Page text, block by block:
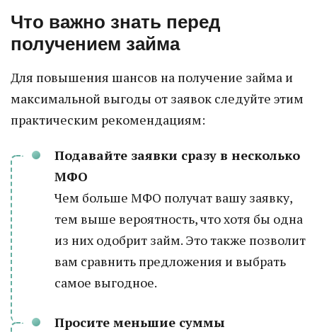
Что важно знать перед
получением займа
Для повышения шансов на получение займа и
максимальной выгоды от заявок следуйте этим
практическим рекомендациям:
Подавайте заявки сразу в несколько
МФО
Чем больше МФО получат вашу заявку,
тем выше вероятность, что хотя бы одна
из них одобрит займ. Это также позволит
вам сравнить предложения и выбрать
самое выгодное.
Просите меньшие суммы